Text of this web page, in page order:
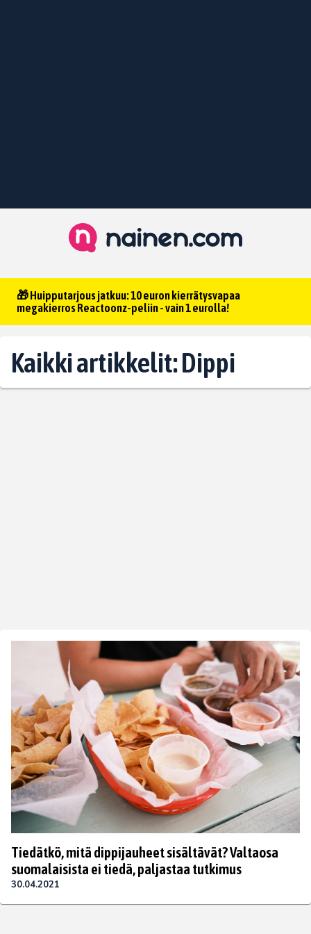
🎁 Huipputarjous jatkuu: 10 euron kierrätysvapaa
megakierros Reactoonz-peliin - vain 1 eurolla!
Kaikki artikkelit: Dippi
Tiedätkö, mitä dippijauheet sisältävät? Valtaosa
suomalaisista ei tiedä, paljastaa tutkimus
30.04.2021